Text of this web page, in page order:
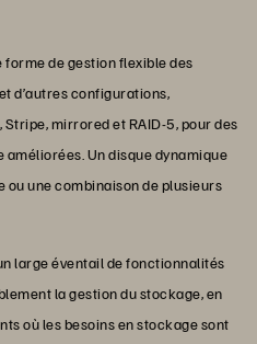
forme de gestion flexible des
d’autres configurations,
mirrored et RAID-5, pour des
Un disque dynamique
ou une combinaison de plusieurs
large éventail de fonctionnalités
la gestion du stockage, en
où les besoins en stockage sont